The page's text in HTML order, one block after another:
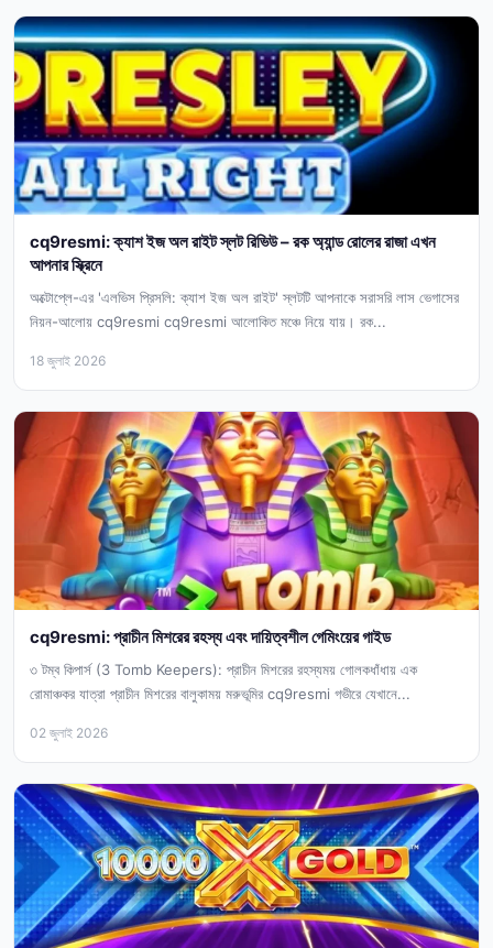
cq9resmi: ক্যাশ ইজ অল রাইট স্লট রিভিউ – রক অ্যান্ড রোলের রাজা এখন
আপনার স্ক্রিনে
অক্টোপ্লে-এর 'এলভিস প্রিসলি: ক্যাশ ইজ অল রাইট' স্লটটি আপনাকে সরাসরি লাস ভেগাসের
নিয়ন-আলোয় cq9resmi cq9resmi আলোকিত মঞ্চে নিয়ে যায়। রক...
18 জুলাই 2026
cq9resmi: প্রাচীন মিশরের রহস্য এবং দায়িত্বশীল গেমিংয়ের গাইড
৩ টম্ব কিপার্স (3 Tomb Keepers): প্রাচীন মিশরের রহস্যময় গোলকধাঁধায় এক
রোমাঞ্চকর যাত্রা প্রাচীন মিশরের বালুকাময় মরুভূমির cq9resmi গভীরে যেখানে...
02 জুলাই 2026